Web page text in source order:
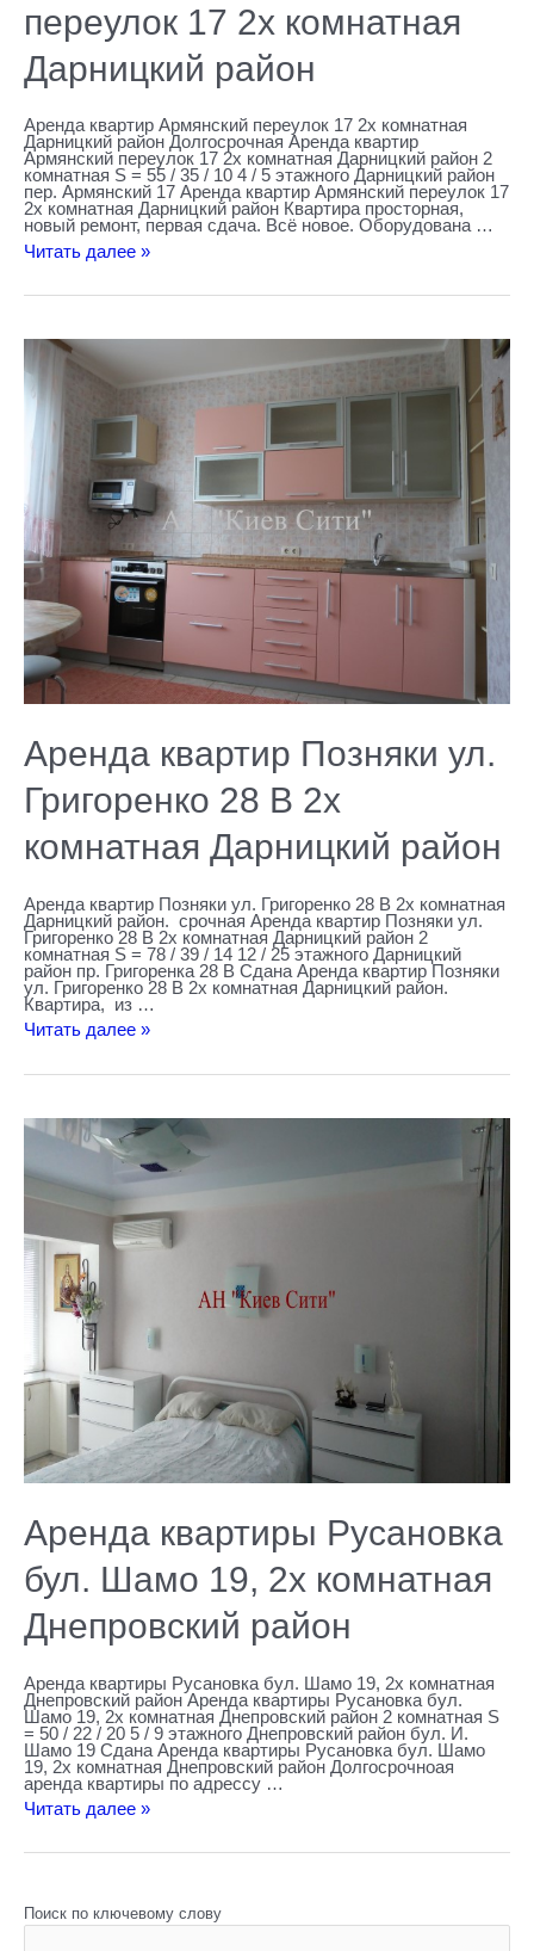
переулок 17 2х комнатная
Дарницкий район
Аренда квартир Армянский переулок 17 2х комнатная
Дарницкий район Долгосрочная Аренда квартир
Армянский переулок 17 2х комнатная Дарницкий район 2
комнатная S = 55 / 35 / 10 4 / 5 этажного Дарницкий район
пер. Армянский 17 Аренда квартир Армянский переулок 17
2х комнатная Дарницкий район Квартира просторная,
новый ремонт, первая сдача. Всё новое. Оборудована …
Читать далее »
Аренда квартир Позняки ул.
Григоренко 28 В 2х
комнатная Дарницкий район
Аренда квартир Позняки ул. Григоренко 28 В 2х комнатная
Дарницкий район. срочная Аренда квартир Позняки ул.
Григоренко 28 В 2х комнатная Дарницкий район 2
комнатная S = 78 / 39 / 14 12 / 25 этажного Дарницкий
район пр. Григоренка 28 В Сдана Аренда квартир Позняки
ул. Григоренко 28 В 2х комнатная Дарницкий район.
Квартира, из …
Аренда
квартир
Позняки
ул.
Григоренко
28
комнатная
Дарницкий
район
Читать далее »
Аренда квартиры Русановка
бул. Шамо 19, 2х комнатная
Днепровский район
Аренда квартиры Русановка бул. Шамо 19, 2х комнатная
Днепровский район Аренда квартиры Русановка бул.
Шамо 19, 2х комнатная Днепровский район 2 комнатная S
= 50 / 22 / 20 5 / 9 этажного Днепровский район бул. И.
Шамо 19 Сдана Аренда квартиры Русановка бул. Шамо
19, 2х комнатная Днепровский район Долгосрочноая
аренда квартиры по адрессу …
Аренда
квартиры
Русановка
бул.
комнатная
Днепровский
район
Читать далее »
Поиск по ключевому слову